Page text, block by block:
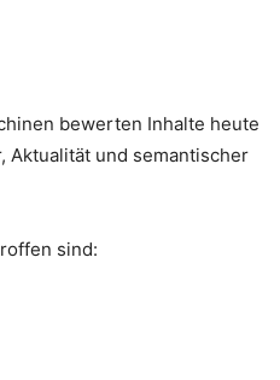
bewerten Inhalte heute
Aktualität und semantischer
sind: